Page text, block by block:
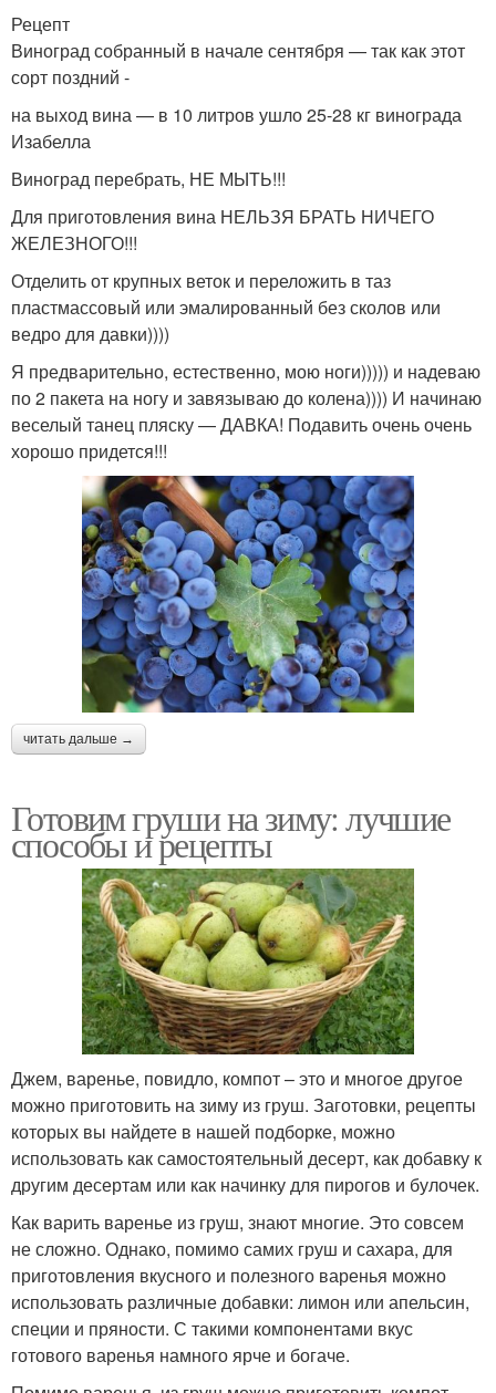
Рецепт
Виноград собранный в начале сентября — так как этот
сорт поздний -
на выход вина — в 10 литров ушло 25-28 кг винограда
Изабелла
Виноград перебрать, НЕ МЫТЬ!!!
Для приготовления вина НЕЛЬЗЯ БРАТЬ НИЧЕГО
ЖЕЛЕЗНОГО!!!
Отделить от крупных веток и переложить в таз
пластмассовый или эмалированный без сколов или
ведро для давки))))
Я предварительно, естественно, мою ноги))))) и надеваю
по 2 пакета на ногу и завязываю до колена)))) И начинаю
веселый танец пляску — ДАВКА! Подавить очень очень
хорошо придется!!!
читать дальше →
Готовим груши на зиму: лучшие
способы и рецепты
Джем, варенье, повидло, компот – это и многое другое
можно приготовить на зиму из груш. Заготовки, рецепты
которых вы найдете в нашей подборке, можно
использовать как самостоятельный десерт, как добавку к
другим десертам или как начинку для пирогов и булочек.
Как варить варенье из груш, знают многие. Это совсем
не сложно. Однако, помимо самих груш и сахара, для
приготовления вкусного и полезного варенья можно
использовать различные добавки: лимон или апельсин,
специи и пряности. С такими компонентами вкус
готового варенья намного ярче и богаче.